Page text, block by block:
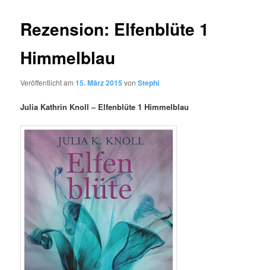
Rezension: Elfenblüte 1
Himmelblau
Veröffentlicht am15. März 2015 vonStephi
Julia Kathrin Knoll – Elfenblüte 1 Himmelblau